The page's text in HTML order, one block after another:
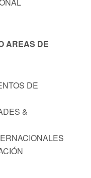
AREAS DE
DE
&